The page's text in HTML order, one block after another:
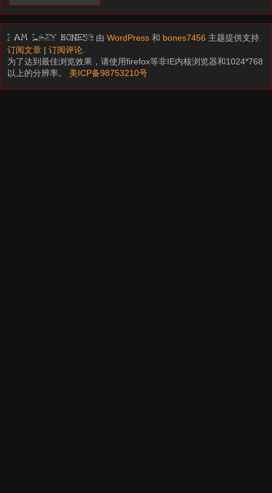
I am LAZY bones? 由WordPress 和 bones7456 主题提供支持.
订阅文章 |订阅评论
为了达到最佳浏览效果，请使用firefox等非IE内核浏览器和1024*768
以上的分辨率。 美ICP备98753210号